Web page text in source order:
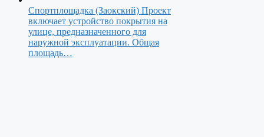
Спортплощадка (Заокский) Проект
включает устройство покрытия на
улице, предназначенного для
наружной эксплуатации. Общая
площадь…